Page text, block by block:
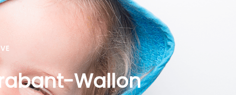
Wallon